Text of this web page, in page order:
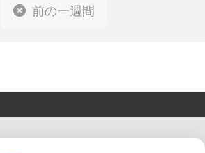
前の一週間